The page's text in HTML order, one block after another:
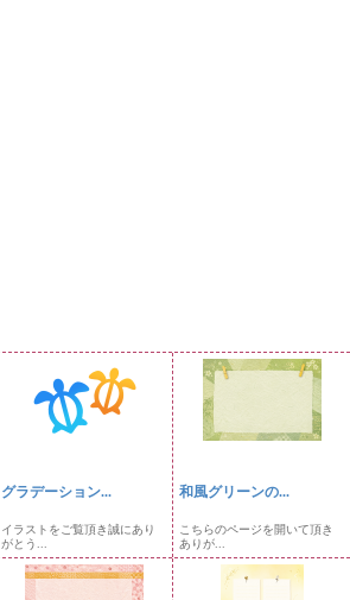
グラデーション...
イラストをご覧頂き誠にあり
がとう...
和風グリーンの...
こちらのページを開いて頂き
ありが...